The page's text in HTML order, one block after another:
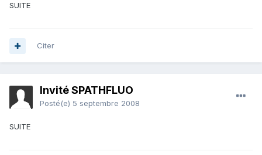
SUITE
Citer
Invité SPATHFLUO
Posté(e) 5 septembre 2008
SUITE